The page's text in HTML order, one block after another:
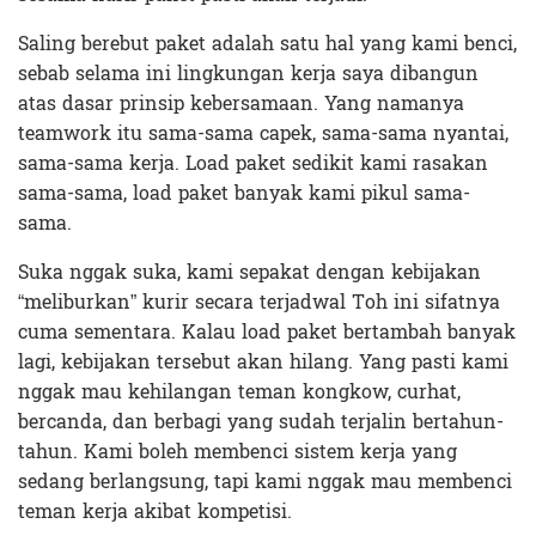
Saling berebut paket adalah satu hal yang kami benci,
sebab selama ini lingkungan kerja saya dibangun
atas dasar prinsip kebersamaan. Yang namanya
teamwork itu sama-sama capek, sama-sama nyantai,
sama-sama kerja. Load paket sedikit kami rasakan
sama-sama, load paket banyak kami pikul sama-
sama.
Suka nggak suka, kami sepakat dengan kebijakan
“meliburkan” kurir secara terjadwal Toh ini sifatnya
cuma sementara. Kalau load paket bertambah banyak
lagi, kebijakan tersebut akan hilang. Yang pasti kami
nggak mau kehilangan teman kongkow, curhat,
bercanda, dan berbagi yang sudah terjalin bertahun-
tahun. Kami boleh membenci sistem kerja yang
sedang berlangsung, tapi kami nggak mau membenci
teman kerja akibat kompetisi.